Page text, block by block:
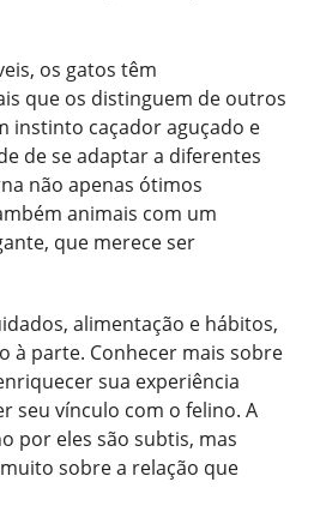
os gatos têm
que os distinguem de outros
instinto caçador aguçado e
de se adaptar a diferentes
não apenas ótimos
animais com um
que merece ser
alimentação e hábitos,
à parte. Conhecer mais sobre
sua experiência
seu vínculo com o felino. A
por eles são subtis, mas
sobre a relação que